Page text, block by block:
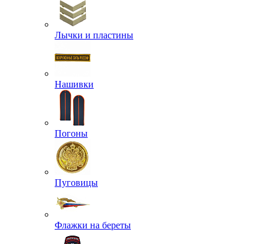
Лычки и пластины
Нашивки
Погоны
Пуговицы
Флажки на береты